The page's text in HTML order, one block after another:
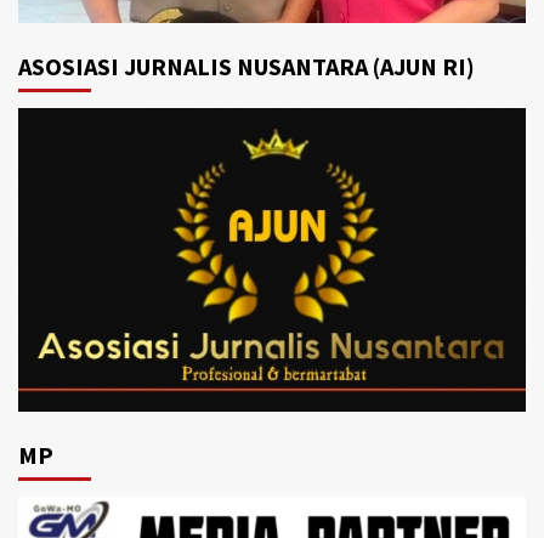
ASOSIASI JURNALIS NUSANTARA (AJUN RI)
MP